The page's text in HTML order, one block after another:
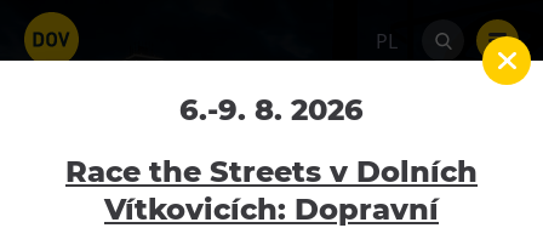
PL
Colours of Ostrava 2017
Home Galerie Colours of Ostrava 2017
6.-9. 8. 2026
Race the Streets v Dolních
Vítkovicích: Dopravní